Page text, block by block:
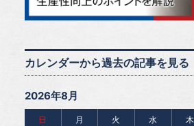
カレンダーから過去の記事を見る
2026年8月
日 月 火 水 木